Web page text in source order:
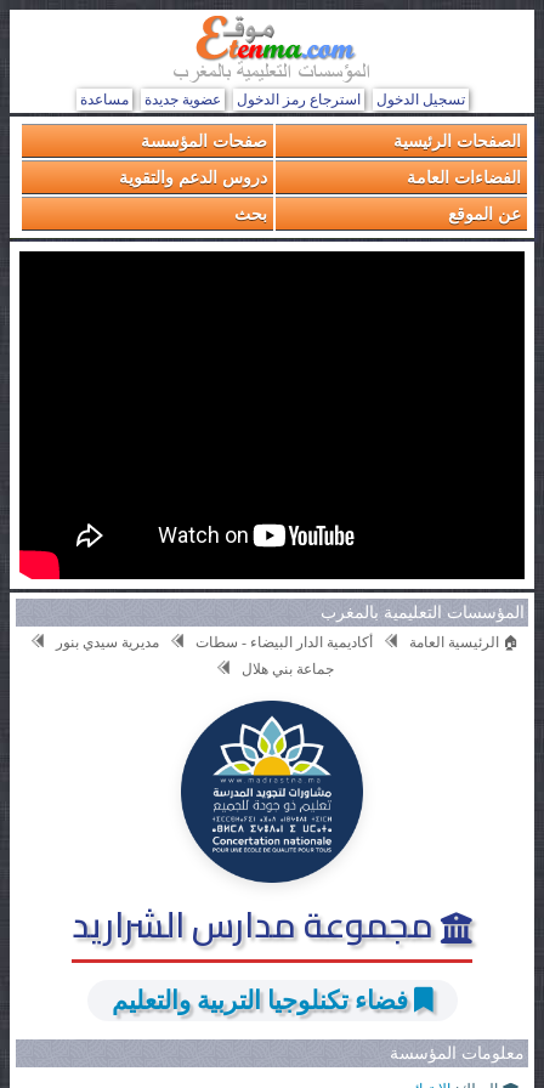
تسجيل الدخول استرجاع رمز الدخول عضوية جديدة مساعدة
الصفحات الرئيسية
صفحات المؤسسة
الفضاءات العامة
دروس الدعم والتقوية
عن الموقع
بحث
المؤسسات التعليمية بالمغرب
🏠 الرئيسية العامة أكاديمية الدار البيضاء - سطات
مديرية سيدي بنور
جماعة بني هلال
مجموعة مدارس الشراريد
فضاء تكنلوجيا التربية والتعليم
معلومات المؤسسة